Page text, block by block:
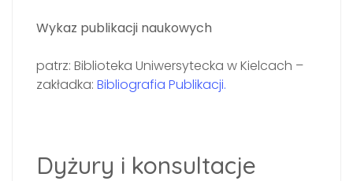
Wykaz publikacji naukowych
patrz: Biblioteka Uniwersytecka w Kielcach –
zakładka: Bibliografia Publikacji.
Dyżury i konsultacje